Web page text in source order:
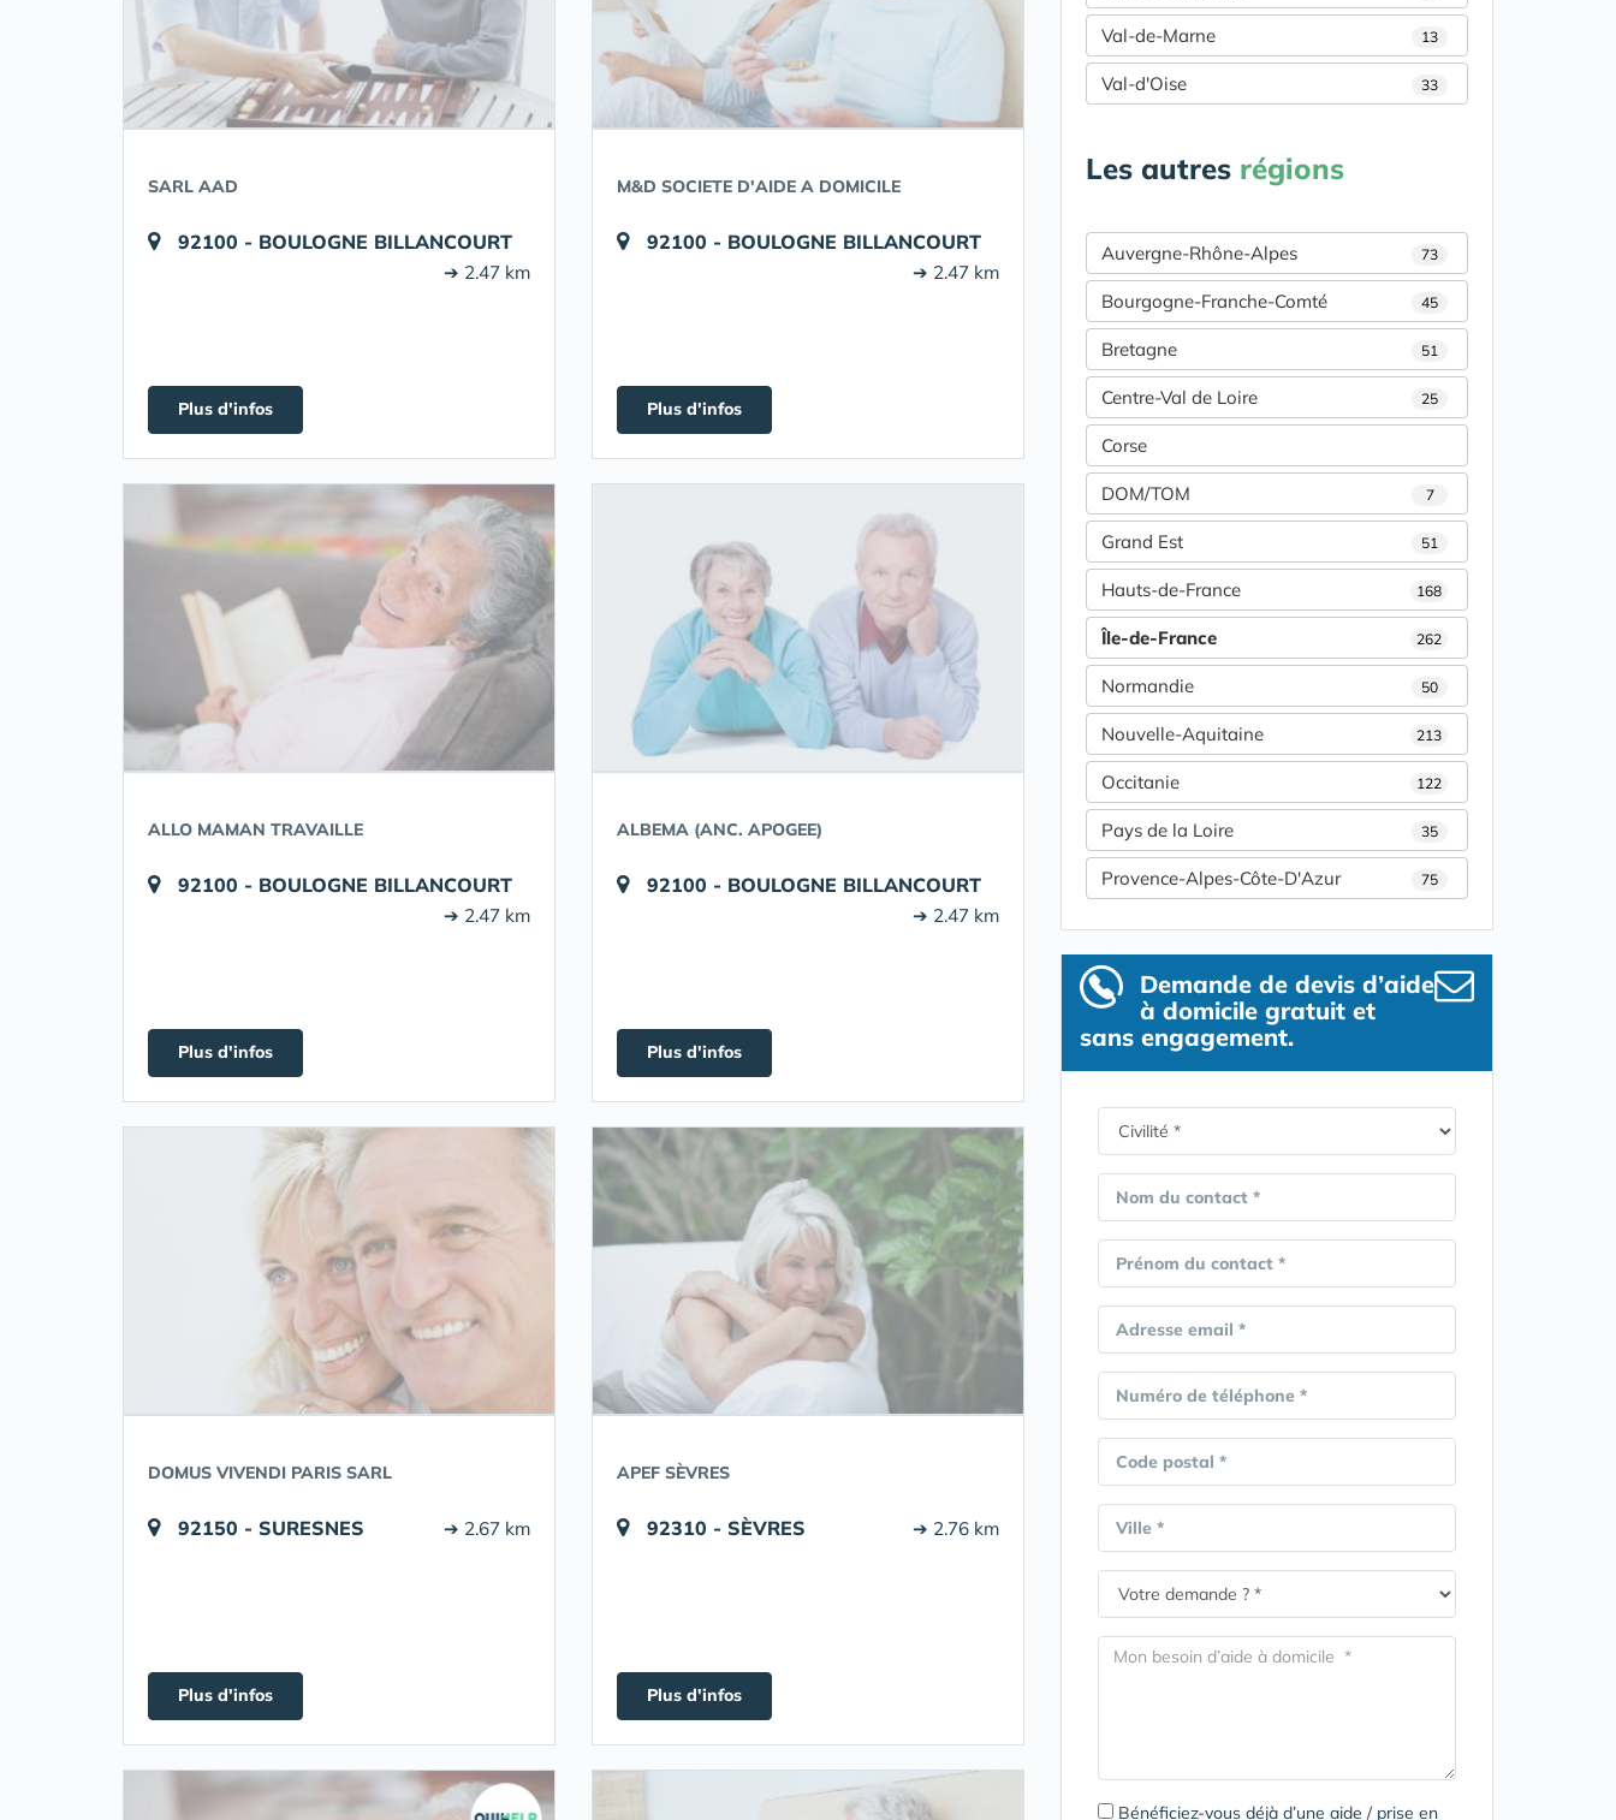
SARL AAD
92100 - BOULOGNE BILLANCOURT
➔ 2.47 km
Plus d'infos
M&D SOCIETE D'AIDE A DOMICILE
92100 - BOULOGNE BILLANCOURT
➔ 2.47 km
Plus d'infos
ALLO MAMAN TRAVAILLE
92100 - BOULOGNE BILLANCOURT
➔ 2.47 km
Plus d'infos
ALBEMA (ANC. APOGEE)
92100 - BOULOGNE BILLANCOURT
➔ 2.47 km
Plus d'infos
DOMUS VIVENDI PARIS SARL
92150 - SURESNES ➔ 2.67 km
Plus d'infos
APEF SÈVRES
92310 - SÈVRES ➔ 2.76 km
Plus d'infos
Val-de-Marne 13
Val-d'Oise 33
Les autres régions
Auvergne-Rhône-Alpes 73
Bourgogne-Franche-Comté 45
Bretagne 51
Centre-Val de Loire 25
Corse
DOM/TOM 7
Grand Est 51
Hauts-de-France 168
Île-de-France 262
Normandie 50
Nouvelle-Aquitaine 213
Occitanie 122
Pays de la Loire 35
Provence-Alpes-Côte-D'Azur 75
Demande de devis d’aide
à domicile gratuit et
sans engagement.
Nom du contact *
Prénom du contact *
Adresse email *
Numéro de téléphone *
Code postal *
Ville *
Bénéficiez-vous déjà d’une aide / prise en